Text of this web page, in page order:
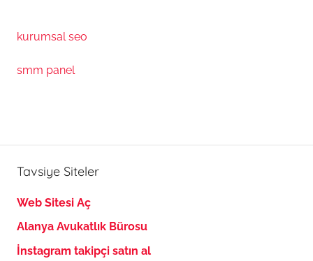
kurumsal seo
smm panel
Tavsiye Siteler
Web Sitesi Aç
Alanya Avukatlık Bürosu
İnstagram takipçi satın al